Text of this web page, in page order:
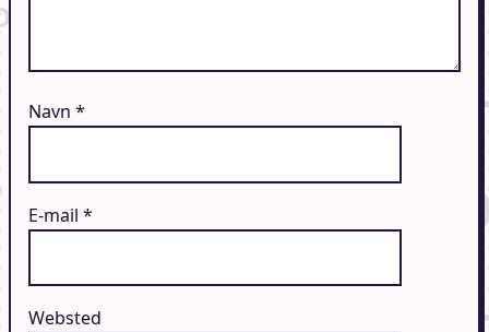
Navn *
E-mail *
Websted